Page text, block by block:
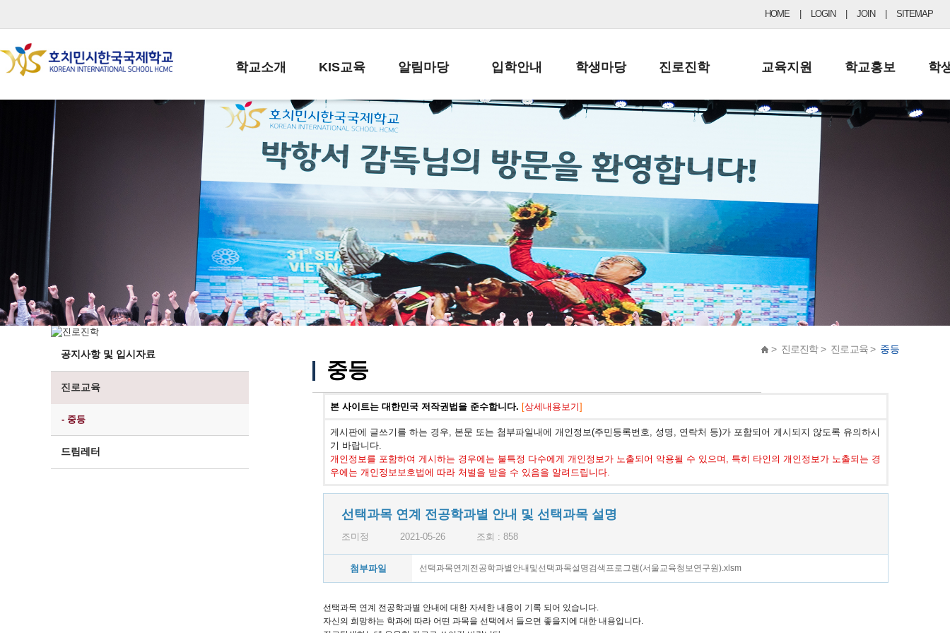
HOME LOGIN JOIN SITEMAP
학교소개
학교장인사말
학교상징
학교연혁
교직원현황
학생현황
위치/전화
전경사진
KIS교육
교육목표
학사일정
일과시간표
성과평가자료
알림마당
공지사항
납부금 안내
스쿨버스 운행 안내
급식안내
서식자료실
학부모방
정기고사 기출문제
입학안내
전-편입 서류양식
입학금/수업료
교복구입안내
학생마당
학생생활규정
학교신문
자율진로동아리
유초등 소식지
진로진학
공지사항 및 입시자료
드림레터
교육지원
행정실
학교운영위원회
학교건축기금
학교홍보
보도자료
학
공지사항 및 입시자료
진로교육
- 중등
드림레터
> 진로진학 > 진로교육 > 중등
중등
본 사이트는 대한민국 저작권법을 준수합니다. [상세내용보기]
게시판에 글쓰기를 하는 경우, 본문 또는 첨부파일내에 개인정보(주민등록번호, 성명, 연락처 등)가 포함되어 게시되지 않도록 유의하시
기 바랍니다.
개인정보를 포함하여 게시하는 경우에는 불특정 다수에게 개인정보가 노출되어 악용될 수 있으며, 특히 타인의 개인정보가 노출되는 경
우에는 개인정보보호법에 따라 처벌을 받을 수 있음을 알려드립니다.
선택과목 연계 전공학과별 안내 및 선택과목 설명
조미정 2021-05-26 조회 : 858
첨부파일 선택과목연계전공학과별안내및선택과목설명검색프로그램(서울교육청보연구원).xlsm
선택과목 연계 전공학과별 안내에 대한 자세한 내용이 기록 되어 있습니다.
자신의 희망하는 학과에 따라 어떤 과목을 선택에서 들으면 좋을지에 대한 내용입니다.